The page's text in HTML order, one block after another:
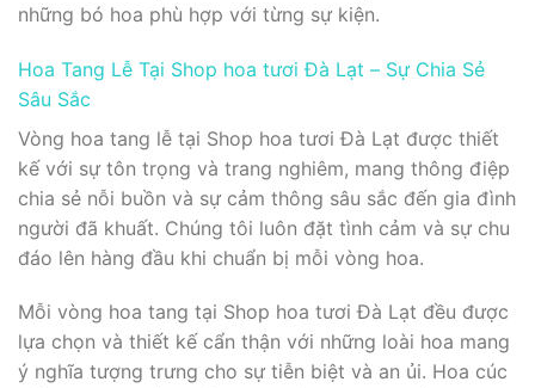
những bó hoa phù hợp với từng sự kiện.
Hoa Tang Lễ Tại Shop hoa tươi Đà Lạt – Sự Chia Sẻ
Sâu Sắc
Vòng hoa tang lễ tại Shop hoa tươi Đà Lạt được thiết
kế với sự tôn trọng và trang nghiêm, mang thông điệp
chia sẻ nỗi buồn và sự cảm thông sâu sắc đến gia đình
người đã khuất. Chúng tôi luôn đặt tình cảm và sự chu
đáo lên hàng đầu khi chuẩn bị mỗi vòng hoa.
Mỗi vòng hoa tang tại Shop hoa tươi Đà Lạt đều được
lựa chọn và thiết kế cẩn thận với những loài hoa mang
ý nghĩa tượng trưng cho sự tiễn biệt và an ủi. Hoa cúc